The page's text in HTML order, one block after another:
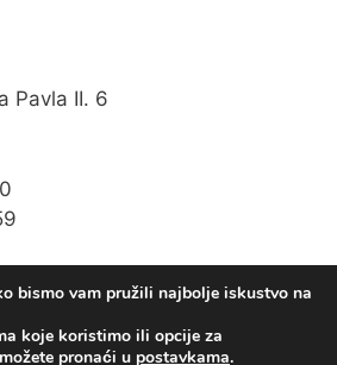
Pavla II. 6
bismo vam pružili najbolje iskustvo na
koje koristimo ili opcije za
pronaći u postavkama.